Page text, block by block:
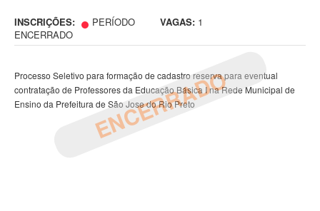
INSCRIÇÕES:
PERÍODO
ENCERRADO
VAGAS: 1
ENCERRADO
Processo Seletivo para formação de cadastro reserva para eventual
contratação de Professores da Educação Básica I na Rede Municipal de
Ensino da Prefeitura de São Jose do Rio Preto